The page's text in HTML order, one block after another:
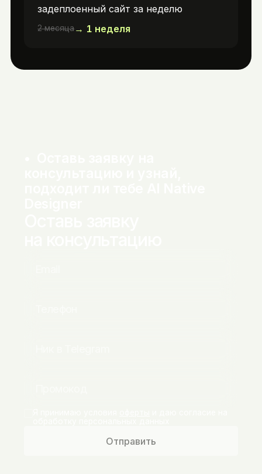
задеплоенный сайт за неделю
2 месяца→ 1 неделя
Отправить